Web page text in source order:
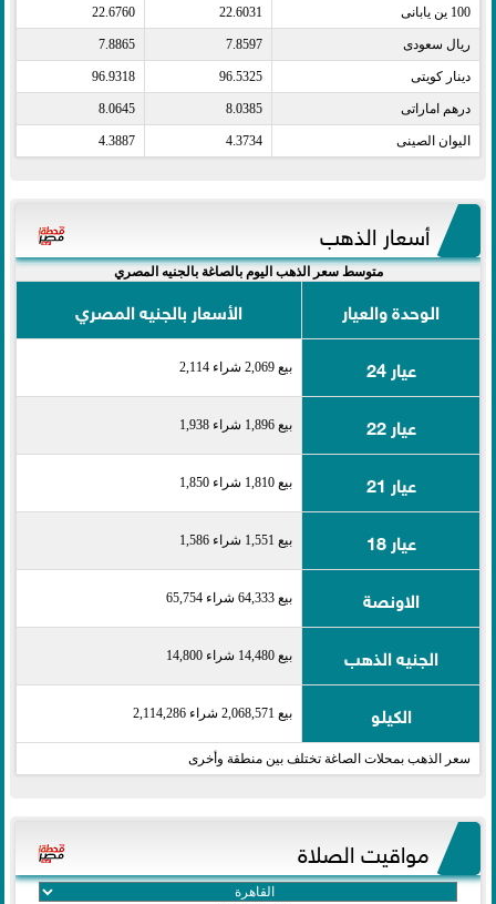
100 ين يابانى​ 22.6031
22.6760
ريال سعودى​ 7.8597
7.8865
دينار كويتى​ 96.5325
96.9318
درهم اماراتى​ 8.0385
8.0645
اليوان الصينى​ 4.3734
4.3887
أسعار الذهب
متوسط سعر الذهب اليوم بالصاغة بالجنيه المصري
الوحدة والعيار
الأسعار بالجنيه المصري
عيار 24
بيع 2,069 شراء 2,114
عيار 22 بيع 1,896 شراء 1,938
عيار 21 بيع 1,810 شراء 1,850
عيار 18 بيع 1,551 شراء 1,586
الاونصة بيع 64,333 شراء 65,754
الجنيه الذهب بيع 14,480 شراء 14,800
الكيلو بيع 2,068,571 شراء 2,114,286
سعر الذهب بمحلات الصاغة تختلف بين منطقة وأخرى
مواقيت الصلاة